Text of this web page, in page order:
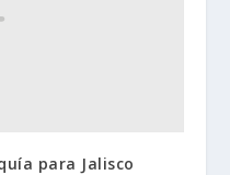
para Jalisco